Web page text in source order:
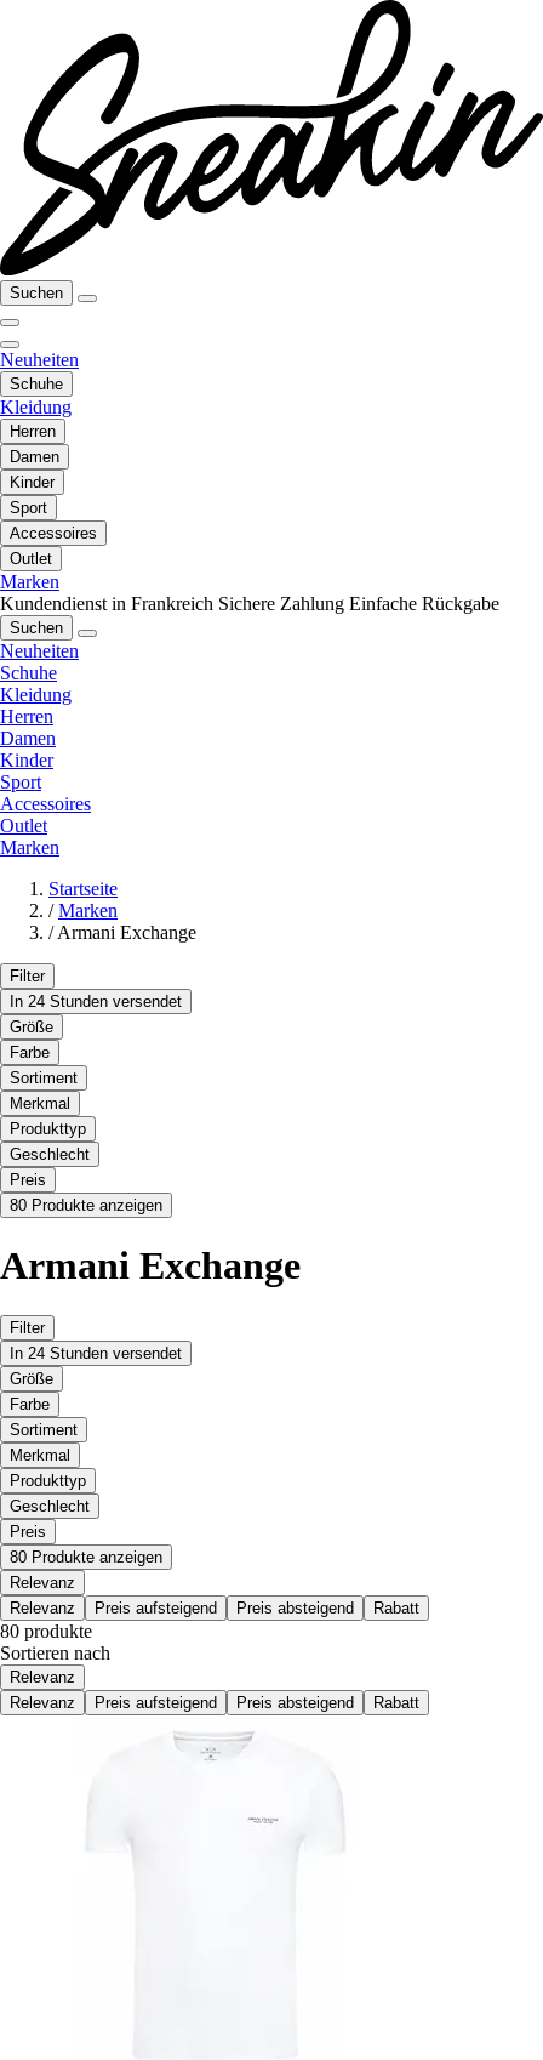
Suchen
Neuheiten
Schuhe
Kleidung
Herren
Damen
Kinder
Sport
Accessoires
Outlet
Marken
Kundendienst in Frankreich Sichere Zahlung Einfache Rückgabe
Suchen
Neuheiten
Schuhe
Kleidung
Herren
Damen
Kinder
Sport
Accessoires
Outlet
Marken
Startseite
/ Marken
/ Armani Exchange
Filter
In 24 Stunden versendet
Größe
Farbe
Sortiment
Merkmal
Produkttyp
Geschlecht
Preis
80 Produkte anzeigen
Armani Exchange
Filter
In 24 Stunden versendet
Größe
Farbe
Sortiment
Merkmal
Produkttyp
Geschlecht
Preis
80 Produkte anzeigen
Relevanz
Relevanz
Preis aufsteigend Preis absteigend Rabatt
80 produkte
Sortieren nach
Relevanz
Relevanz
Preis aufsteigend Preis absteigend Rabatt